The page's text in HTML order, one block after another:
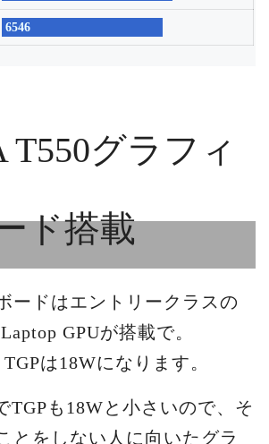
6546
グラフィ
ド搭載
ードはエントリークラスの
GPUが搭載で。
は18Wになります。
TGPも18Wと小さいので、そ
とをしない人に向いたグラ